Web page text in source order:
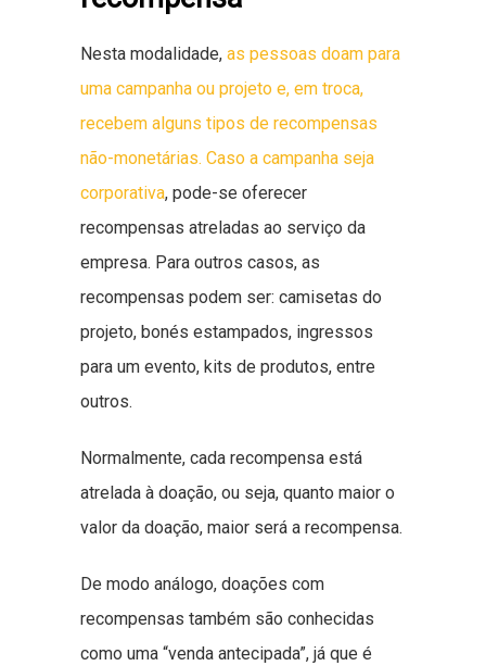
Nesta modalidade, as pessoas doam para
uma campanha ou projeto e, em troca,
recebem alguns tipos de recompensas
não-monetárias. Caso a campanha seja
corporativa, pode-se oferecer
recompensas atreladas ao serviço da
empresa. Para outros casos, as
recompensas podem ser: camisetas do
projeto, bonés estampados, ingressos
para um evento, kits de produtos, entre
outros.
Normalmente, cada recompensa está
atrelada à doação, ou seja, quanto maior o
valor da doação, maior será a recompensa.
De modo análogo, doações com
recompensas também são conhecidas
como uma “venda antecipada”, já que é